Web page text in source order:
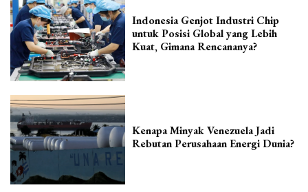
Indonesia Genjot Industri Chip
untuk Posisi Global yang Lebih
Kuat, Gimana Rencananya?
Kenapa Minyak Venezuela Jadi
Rebutan Perusahaan Energi Dunia?